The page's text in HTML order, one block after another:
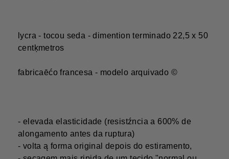
lycra - tocou seda - dimention terminado 22,5 x 50
centķmetros
fabricaēćo francesa - modelo arquivado ©
- elevada elasticidade (resistźncia a 600% de
alongamento antes da ruptura)
- volta ą forma original depois do estiramento,